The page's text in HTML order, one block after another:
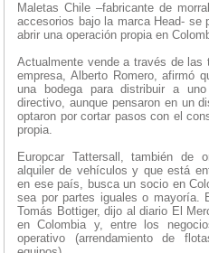
Maletas Chile –fabricante de
accesorios bajo la marca Head- se
abrir una operación propia en
Actualmente vende a través de las
empresa, Alberto Romero, afirmó
una bodega para distribuir a
directivo, aunque pensaron en un
optaron por cortar pasos con el
propia.
Europcar Tattersall, también de
alquiler de vehículos y que está
en ese país, busca un socio en
sea por partes iguales o mayoría.
Tomás Bottiger, dijo al diario El
en Colombia y, entre los
operativo (arrendamiento de